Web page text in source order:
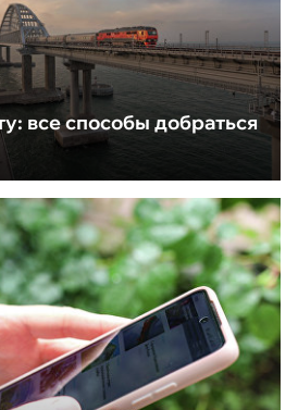
все способы добраться